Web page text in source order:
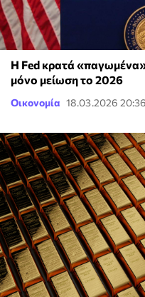
Η Fed κρατά «παγωμένα»
μόνο μείωση το 2026
Οικονομία 18.03.2026 20:36